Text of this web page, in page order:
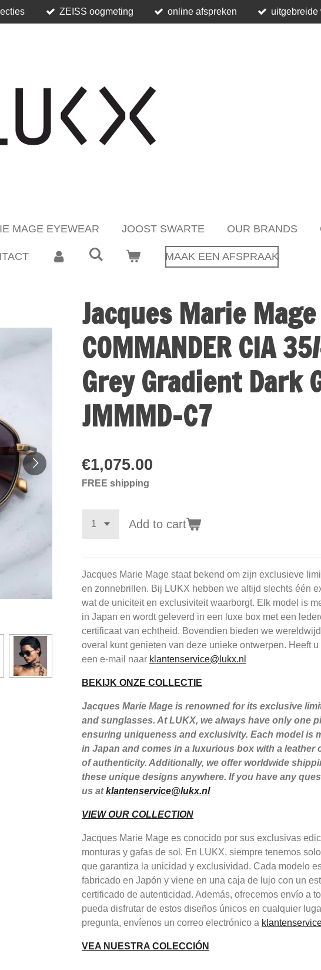
ZEISS oogmeting online afspreken uitgebreide
MAGE EYEWEAR JOOST SWARTE OUR BRANDS
MAAK EEN AFSPRAAK
Jacques Marie
COMMANDER CIA
Grey Gradient Dark
JMMMD-C7
€1,075.00
FREE shipping
Add to cart
Jacques Marie Mage staat bekend om zijn exclusieve
en zonnebrillen. Bij LUKX hebben we altijd slechts één
wat de uniciteit en exclusiviteit waarborgt. Elk model is
in Japan en wordt geleverd in een luxe box met een
certificaat van echtheid. Bovendien bieden we
overal kunt genieten van deze unieke ontwerpen. Heeft
een e-mail naar klantenservice@lukx.nl
BEKIJK ONZE COLLECTIE
Jacques Marie Mage is renowned for its exclusive
and sunglasses. At LUKX, we always have only one
ensuring uniqueness and exclusivity. Each model is
in Japan and comes in a luxurious box with a leather
of authenticity. Additionally, we offer worldwide
these unique designs anywhere. If you have any
us atklantenservice@lukx.nl
VIEW OUR COLLECTION
Jacques Marie Mage es conocido por sus exclusivas
monturas y gafas de sol. En LUKX, siempre tenemos
que garantiza la unicidad y exclusividad. Cada modelo
fabricado en Japón y viene en una caja de lujo con un
certificado de autenticidad. Además, ofrecemos envío a
pueda disfrutar de estos diseños únicos en cualquier
pregunta, envíenos un correo electrónico a
VEA NUESTRA COLECCIÓN